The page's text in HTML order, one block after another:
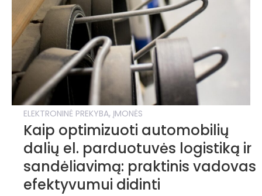
ELEKTRONINĖ PREKYBA,ĮMONĖS
Kaip optimizuoti automobilių
dalių el. parduotuvės logistiką ir
sandėliavimą: praktinis vadovas
efektyvumui didinti